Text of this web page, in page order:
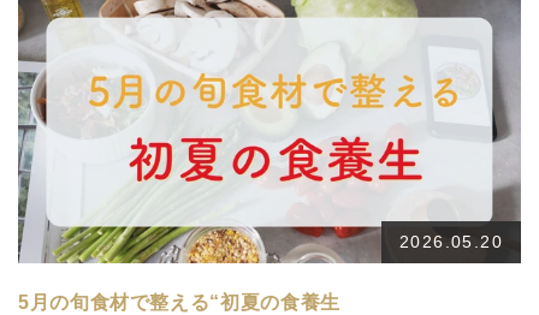
2026.05.20
5月の旬食材で整える“初夏の食養生